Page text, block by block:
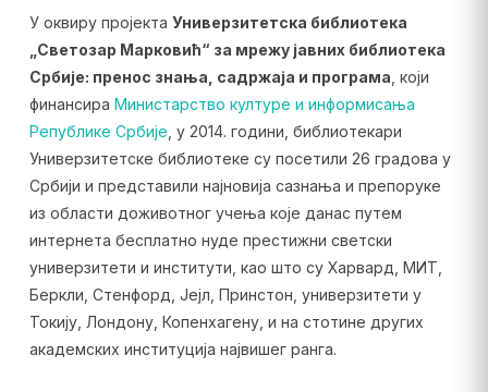
У оквиру пројекта Универзитетска библиотека
„Светозар Марковић“ за мрежу јавних библиотека
Србије: пренос знања, садржаја и програма , који
финансира Министарство културе и информисања
Републике Србије , у 2014. години, библиотекари
Универзитетске библиотеке су посетили 26 градова у
Србији и представили најновија сазнања и препоруке
из области доживотног учења које данас путем
интернета бесплатно нуде престижни светски
универзитети и институти, као што су Харвард, МИТ,
Беркли, Стенфорд, Јејл, Принстон, универзитети у
Токију, Лондону, Копенхагену, и на стотине других
академских институција највишег ранга.